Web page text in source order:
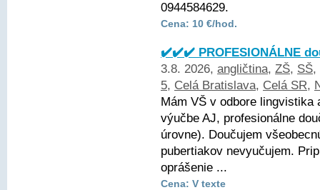
0944584629.
Cena: 10 €/hod.
✔️✔️✔️ PROFESIONÁLNE
3.8. 2026, angličtina, ZŠ, SŠ,
5, Celá Bratislava, Celá SR,
Mám VŠ v odbore
výučbe AJ, profesionálne
úrovne). Doučujem
pubertiakov nevyučujem.
oprášenie ...
Cena: V texte